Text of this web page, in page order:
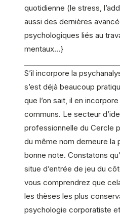
quotidienne (le stress,
aussi des dernières
psychologiques liés au
mentaux…}
S’il incorpore la
s’est déjà beaucoup
que l’on sait, il en
communs. Le secteur
professionnelle du Cercle
du même nom demeure la
bonne note. Constatons
situe d’entrée de jeu du
vous comprendrez que
les thèses les plus
psychologie corporatiste